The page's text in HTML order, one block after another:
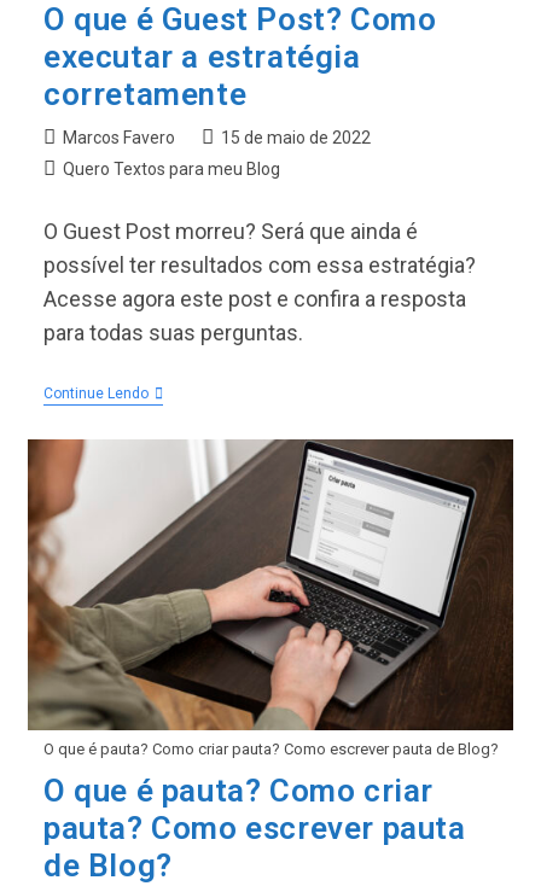
O que é Guest Post? Como
executar a estratégia
corretamente
Autor
do
Marcos Favero
Post
publicado:
15 de maio de 2022
Categoria
post:
Quero Textos para meu Blog
O Guest Post morreu? Será que ainda é
possível ter resultados com essa estratégia?
Acesse agora este post e confira a resposta
para todas suas perguntas.
Continue LendoO
Como
Executar
A
Estratégia
Corretamente
O que é pauta? Como criar pauta? Como escrever pauta de Blog?
O que é pauta? Como criar
pauta? Como escrever pauta
de Blog?